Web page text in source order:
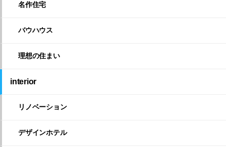
名作住宅
バウハウス
理想の住まい
interior
リノベーション
デザインホテル